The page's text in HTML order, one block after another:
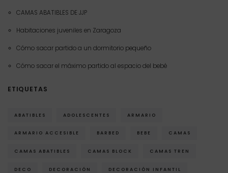
CAMAS ABATIBLES DE JJP
Habitaciones juveniles en Zaragoza
Cómo sacar partido a un dormitorio pequeño
Cómo sacar el máximo partido al espacio del bebé
ETIQUETAS
ABATIBLES ADOLESCENTES ARMARIO
ARMARIO ACCESIBLE BARBED BEBE CAMAS
CAMAS ABATIBLES CAMAS BLOCK CAMAS TREN
DECO DECORACIÓN DECORACIÓN INFANTIL